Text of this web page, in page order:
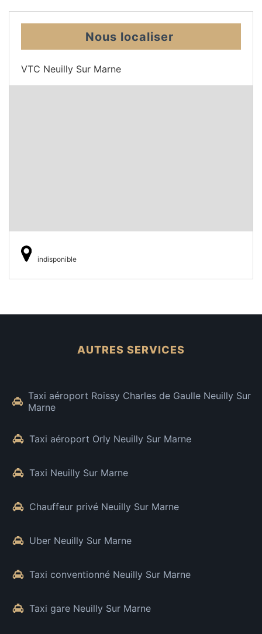
Nous localiser
VTC Neuilly Sur Marne
indisponible
AUTRES SERVICES
Taxi aéroport Roissy Charles de Gaulle Neuilly Sur
Marne
Taxi aéroport Orly Neuilly Sur Marne
Taxi Neuilly Sur Marne
Chauffeur privé Neuilly Sur Marne
Uber Neuilly Sur Marne
Taxi conventionné Neuilly Sur Marne
Taxi gare Neuilly Sur Marne